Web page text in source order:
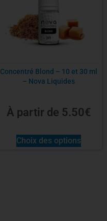
Concentré Blond – 10 et 30 ml
– Nova Liquides
À partir de 5.50€
Choix des options